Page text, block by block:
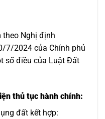
theo Nghị định
7/2024 của Chính phủ
số điều của Luật Đất
thủ tục hành chính:
đất kết hợp: